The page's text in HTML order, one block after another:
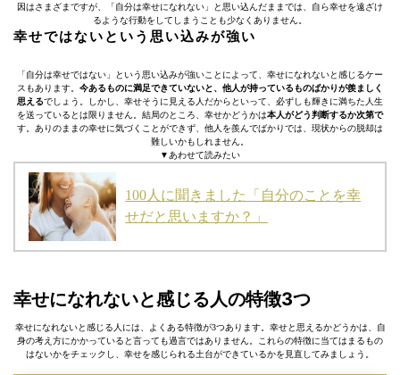
因はさまざまですが、「自分は幸せになれない」と思い込んだままでは、自ら幸せを遠ざけ
るような行動をしてしまうことも少なくありません。
幸せではないという思い込みが強い
「自分は幸せではない」という思い込みが強いことによって、幸せになれないと感じるケー
スもあります。 今あるものに満足できていないと、他人が持っているものばかりが羨ましく
思えるでしょう。しかし、幸せそうに見える人だからといって、必ずしも輝きに満ちた人生
を送っているとは限りません。結局のところ、幸せかどうかは本人がどう判断するか次第で
す。ありのままの幸せに気づくことができず、他人を羨んでばかりでは、現状からの脱却は
難しいかもしれません。
▼あわせて読みたい
100人に聞きました「自分のことを幸
せだと思いますか？」
幸せになれないと感じる人の特徴3つ
幸せになれないと感じる人には、よくある特徴が3つあります。幸せと思えるかどうかは、自
身の考え方にかかっていると言っても過言ではありません。これらの特徴に当てはまるもの
はないかをチェックし、幸せを感じられる土台ができているかを見直してみましょう。